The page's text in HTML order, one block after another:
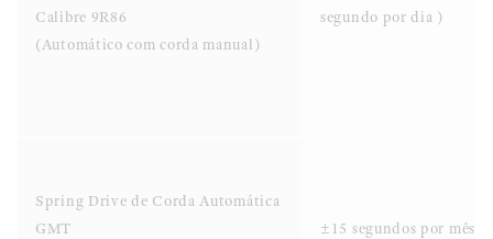
Calibre 9R86
(Automático com corda manual)
segundo por dia )
Spring Drive de Corda Automática
GMT
±15 segundos por mês